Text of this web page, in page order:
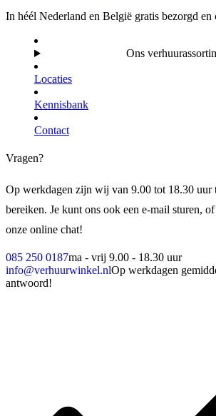
In héél Nederland en België gratis bezorgd en
Ons
Locaties
Kennisbank
Contact
Vragen?
Op werkdagen zijn wij van 9.00 tot 18.30 uur
bereiken. Je kunt ons ook een e-mail sturen,
onze online chat!
085 250 0187ma - vrij 9.00 - 18.30 uur
info@verhuurwinkel.nlOp werkdagen
antwoord!